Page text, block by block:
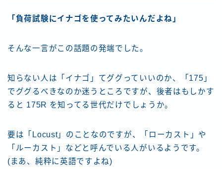
「負荷試験にイナゴを使ってみたいんだよね」
そんな一言がこの話題の発端でした。
知らない人は「イナゴ」てググっていいのか、「175」
でググるべきなのか迷うところですが、後者はもしかす
ると 175R を知ってる世代だけでしょうか。
要は「Locust」のことなのですが、「ローカスト」や
「ルーカスト」などと呼んでいる人がいるようです。
(まあ、純粋に英語ですよね)